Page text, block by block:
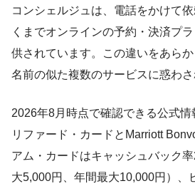
コンシェルジュは、電話をかけて
くまでオンラインの予約・決済プ
供されています。この違いをあらか
名前の似た複数のサービスに惑わさ
2026年8月時点で確認できる公式
リファード・カードとMarriott
アム・カードはキャッシュバック
大5,000円、年間最大10,000円）、